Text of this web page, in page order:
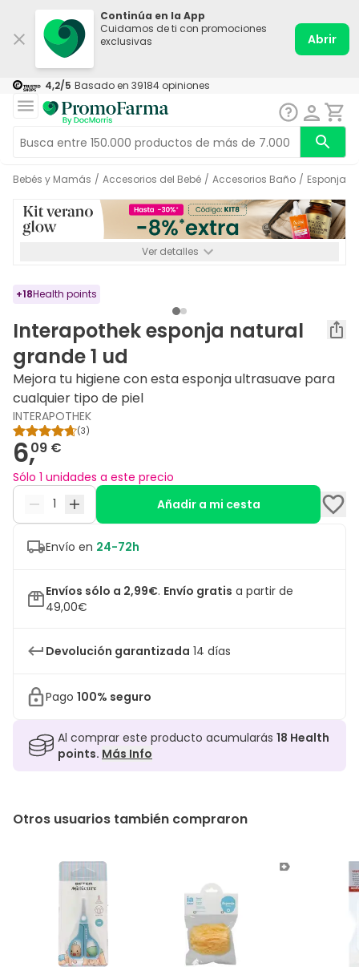
Continúa en la App
Cuidamos de ti con promociones
exclusivas
Abrir
4,2/5 Basado en 39184 opiniones
Bebés y Mamás / Accesorios del Bebé / Accesorios Baño / Esponjas
Ver detalles
+18Health points
Interapothek esponja natural
grande 1 ud
Mejora tu higiene con esta esponja ultrasuave para
cualquier tipo de piel
INTERAPOTHEK
(3)
6,09 €
Sólo 1 unidades a este precio
Añadir a mi cesta
Envío en 24-72h
Envíos sólo a 2,99€. Envío gratis a partir de
49,00€
Devolución garantizada 14 días
Pago 100% seguro
Al comprar este producto acumularás 18 Health
points. Más Info
Otros usuarios también compraron